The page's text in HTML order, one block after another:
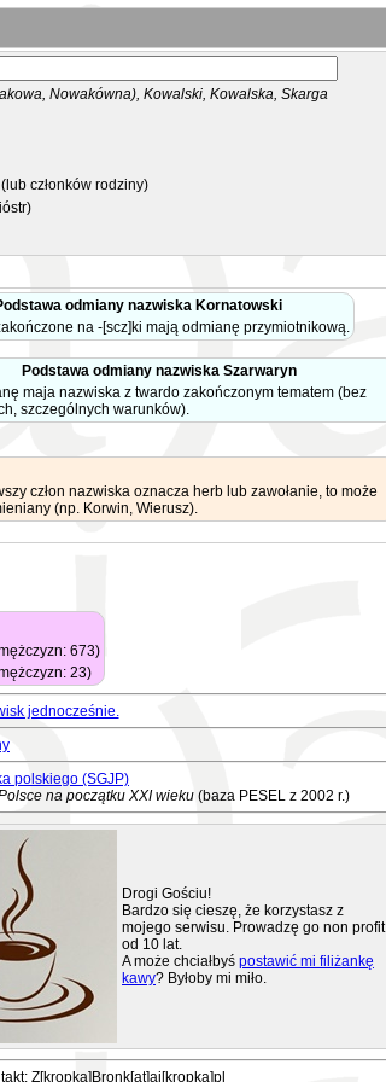
Nowakówna), Kowalski, Kowalska, Skarga
członków rodziny)
odmiany nazwiska Kornatowski
na -[scz]ki mają odmianę przymiotnikową.
Podstawa odmiany nazwiska Szarwaryn
maja nazwiska z twardo zakończonym tematem (bez
szczególnych warunków).
człon nazwiska oznacza herb lub zawołanie, to może
(np. Korwin, Wierusz).
673)
23)
jednocześnie.
polskiego (SGJP)
na początku XXI wieku(baza PESEL z 2002 r.)
Drogi Gościu!
Bardzo się cieszę, że korzystasz z
mojego serwisu. Prowadzę go non profit
od 10 lat.
A może chciałbyś postawić mi filiżankę
kawy? Byłoby mi miło.
Z[kropka]Bronk[at]ai[kropka]pl